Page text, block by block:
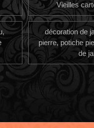
Vieilles
décoration de
pierre, potiche
de